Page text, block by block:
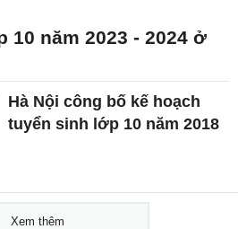
10 năm 2023 - 2024 ở
Hà Nội công bố kế hoạch
tuyển sinh lớp 10 năm 2018
Xem thêm